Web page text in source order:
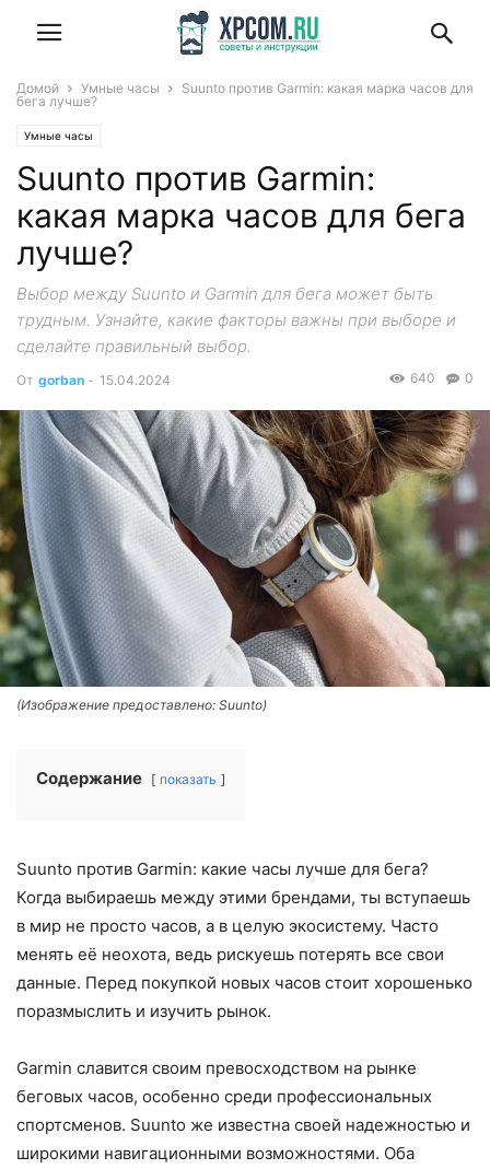
Домой Умные часы
Suunto против Garmin: какая марка часов для
бега лучше?
Умные часы
Suunto против Garmin:
какая марка часов для бега
лучше?
Выбор между Suunto и Garmin для бега может быть
трудным. Узнайте, какие факторы важны при выборе и
сделайте правильный выбор.
От gorban - 15.04.2024 0
640
(Изображение предоставлено: Suunto)
Содержание показать
Suunto против Garmin: какие часы лучше для бега?
Когда выбираешь между этими брендами, ты вступаешь
в мир не просто часов, а в целую экосистему. Часто
менять её неохота, ведь рискуешь потерять все свои
данные. Перед покупкой новых часов стоит хорошенько
поразмыслить и изучить рынок.
Garmin славится своим превосходством на рынке
беговых часов, особенно среди профессиональных
спортсменов. Suunto же известна своей надежностью и
широкими навигационными возможностями. Оба